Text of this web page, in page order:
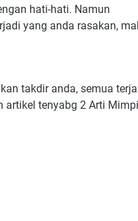
hati-hati. Namun
yang anda rasakan,
takdir anda, semua
tenyabg 2 Arti